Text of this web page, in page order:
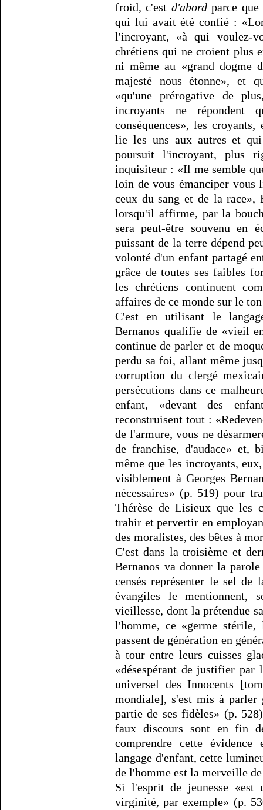
froid, c'est d'abordparce que
qui lui avait été confié :
l'incroyant, «à qui voulez-
chrétiens qui ne croient plus
ni même au «grand dogme
majesté nous étonne», et
«qu'une prérogative de
incroyants ne
conséquences», les
lie les uns aux autres et qui
poursuit l'incroyant, plus
inquisiteur : «Il me semble
loin de vous émanciper vous
ceux du sang et de la race»,
lorsqu'il affirme, par la
sera peut-être souvenu en
puissant de la terre dépend
volonté d'un enfant partagé
grâce de toutes ses faibles
les chrétiens continuent
affaires de ce monde sur le
C'est en utilisant le
Bernanos qualifie de «vieil
continue de parler et de
perdu sa foi, allant même
corruption du clergé
persécutions dans ce
enfant, «devant des
reconstruisent tout :
de l'armure, vous ne
de franchise, d'audace» et,
même que les incroyants,
visiblement à Georges
nécessaires» (p. 519) pour
Thérèse de Lisieux que les
trahir et pervertir en
des moralistes, des bêtes à
C'est dans la troisième et
Bernanos va donner la
censés représenter le sel
évangiles le
vieillesse, dont la prétendue
l'homme, ce «germe
passent de génération en
à tour entre leurs cuisses
«désespérant de justifier par
universel des Innocents
mondiale], s'est mis à
partie de ses fidèles» (p.
faux discours sont en fin
comprendre cette
langage d'enfant, cette
de l'homme est la merveille
Si l'esprit de jeunesse «est
virginité, par exemple» (p.